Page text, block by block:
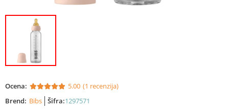
Ocena: 5.00 (1 recenzija)
Brend: Bibs Šifra:1297571